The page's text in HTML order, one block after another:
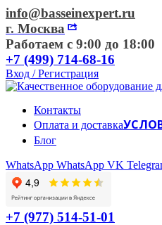
info@basseinexpert.ru
г. Москва
Работаем с 9:00 до 18:00
+7 (499) 714-68-16
Вход / Регистрация
Контакты
Оплата и доставка
Блог
WhatsApp WhatsApp VK
+7 (977) 514-51-01